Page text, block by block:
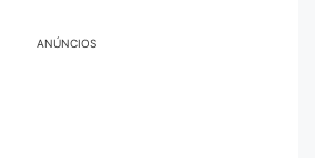
ANÚNCIOS